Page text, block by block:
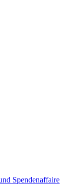
Spendenaffaire